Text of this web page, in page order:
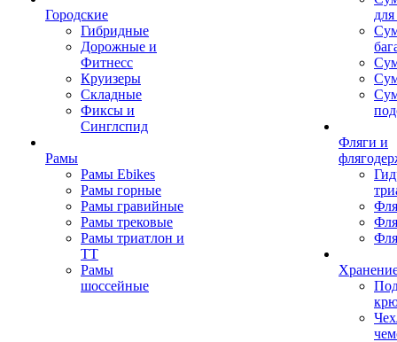
Городские
Гибридные
Дорожные и
Фитнесс
Круизеры
Складные
Фиксы и
Синглспид
Рамы
Рамы Ebikes
Рамы горные
Рамы гравийные
Рамы трековые
Рамы триатлон и
ТТ
Рамы
шоссейные
Фляги и